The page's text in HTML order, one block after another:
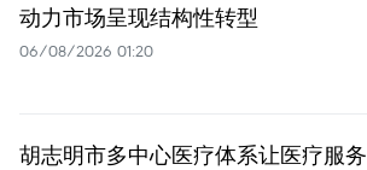
动力市场呈现结构性转型
06/08/2026 01:20
胡志明市多中心医疗体系让医疗服务